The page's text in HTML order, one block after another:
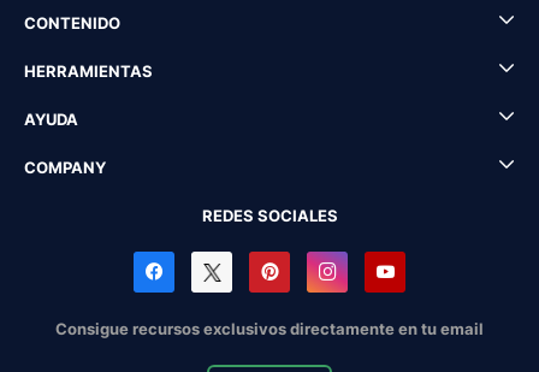
CONTENIDO
HERRAMIENTAS
AYUDA
COMPANY
REDES SOCIALES
Consigue recursos exclusivos directamente en tu email